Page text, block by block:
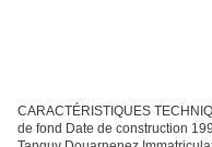
CARACTÉRISTIQUES
de fond Date de construction